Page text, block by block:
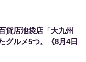
貨店池袋店「大九州
グルメ5つ。《8月4日